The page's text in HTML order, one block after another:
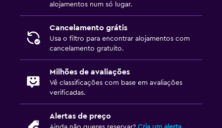
alojamentos num só lugar.
Cancelamento grátis
Usa o filtro para encontrar alojamentos com
cancelamento gratuito.
Milhões de avaliações
Vê classificações com base em avaliações
verificadas.
Alertas de preço